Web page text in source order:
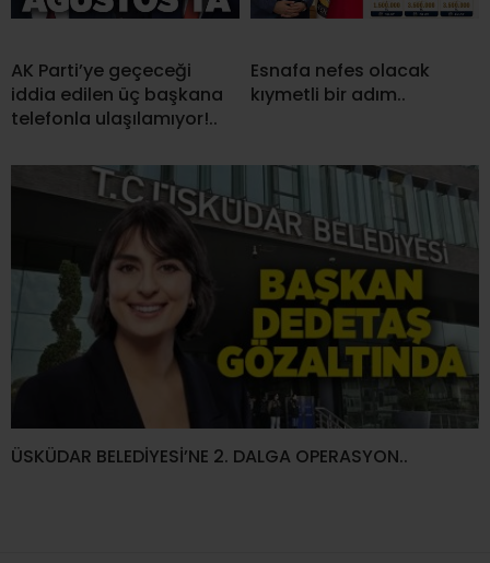
AK Parti’ye geçeceği
iddia edilen üç başkana
telefonla ulaşılamıyor!..
Esnafa nefes olacak
kıymetli bir adım..
ÜSKÜDAR BELEDİYESİ’NE 2. DALGA OPERASYON..